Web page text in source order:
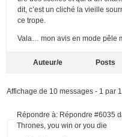
dit, c’est un cliché la vieille
ce trope.
Vala… mon avis en mode pêle
Auteur/e Posts
Affichage de 10 messages - 1 par
Répondre à: Répondre #6035
Thrones, you win or you die